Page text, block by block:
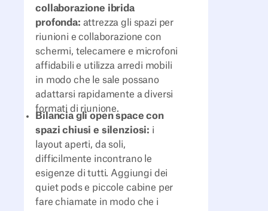
collaborazione ibrida
profonda: attrezza gli spazi per
riunioni e collaborazione con
schermi, telecamere e microfoni
affidabili e utilizza arredi mobili
in modo che le sale possano
adattarsi rapidamente a diversi
formati di riunione.
Bilancia gli open space con
spazi chiusi e silenziosi: i
layout aperti, da soli,
difficilmente incontrano le
esigenze di tutti. Aggiungi dei
quiet pods e piccole cabine per
fare chiamate in modo che i